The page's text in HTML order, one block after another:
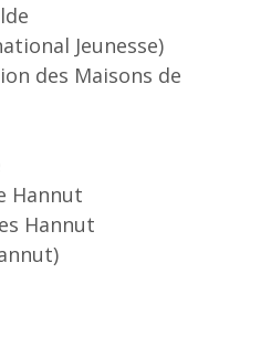
Jeunesse)
des Maisons de
Hannut
Hannut